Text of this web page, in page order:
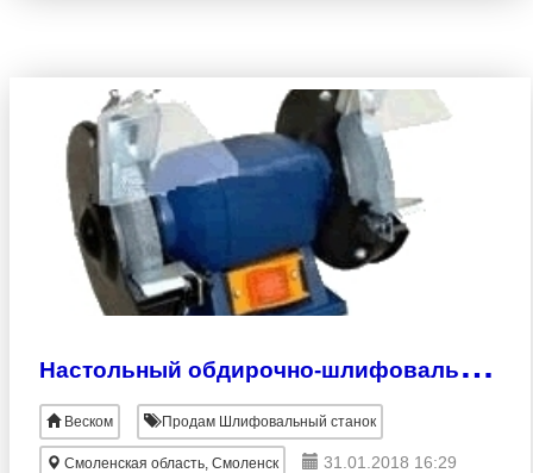
Н
астольный обдирочно-шлифовальный станок SP-1750
Веском Продам Шлифовальный станок
Смоленская область, Смоленск
31.01.2018 16:29